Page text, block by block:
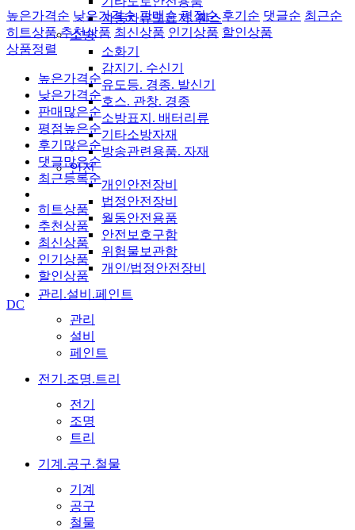
자동차유도표지. 휀스
소방
소화기
감지기. 수신기
유도등. 경종. 발신기
호스. 관창. 경종
소방표지. 배터리류
기타소방자재
방송관련용품. 자재
안전
개인안전장비
법정안전장비
월동안전용품
안전보호구함
위험물보관함
개인/법정안전장비
관리.설비.페인트
관리
설비
페인트
전기.조명.트리
전기
조명
트리
기계.공구.철물
기계
공구
철물
높은가격순 낮은가격순 판매순 평점순 후기순 댓글순 최근순
히트상품 추천상품 최신상품 인기상품 할인상품
상품정렬
높은가격순
낮은가격순
판매많은순
평점높은순
후기많은순
댓글많은순
최근등록순
히트상품
추천상품
최신상품
인기상품
할인상품
DC